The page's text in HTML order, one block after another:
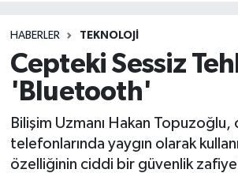
HABERLER TEKNOLOJI
Cepteki Sessiz
'Bluetooth'
Bilişim Uzmanı Hakan Topuzoğlu,
telefonlarında yaygın olarak
özelliğinin ciddi bir güvenlik
Ulusal Haberler
Vefat Edenler